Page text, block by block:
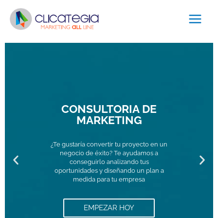
CONSULTORIA DE
MARKETING
¿Te gustaría convertir tu proyecto en un
negocio de éxito? Te ayudamos a
conseguirlo analizando tus
oportunidades y diseñando un plan a
medida para tu empresa
EMPEZAR HOY
P
N